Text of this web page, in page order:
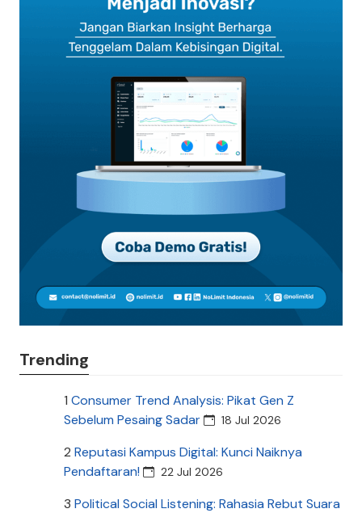
Trending
1 Consumer Trend Analysis: Pikat Gen Z
Sebelum Pesaing Sadar
18 Jul 2026
2 Reputasi Kampus Digital: Kunci Naiknya
Pendaftaran!
22 Jul 2026
3 Political Social Listening: Rahasia Rebut Suara